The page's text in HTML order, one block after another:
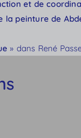
et de
la peinture de
» dans René